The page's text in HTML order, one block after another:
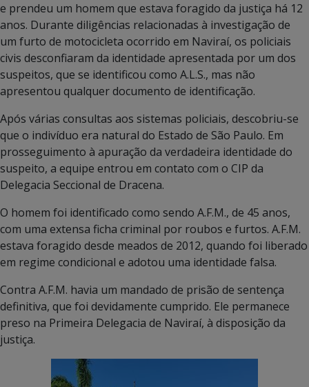
e prendeu um homem que estava foragido da justiça há 12
anos. Durante diligências relacionadas à investigação de
um furto de motocicleta ocorrido em Naviraí, os policiais
civis desconfiaram da identidade apresentada por um dos
suspeitos, que se identificou como A.L.S., mas não
apresentou qualquer documento de identificação.
Após várias consultas aos sistemas policiais, descobriu-se
que o indivíduo era natural do Estado de São Paulo. Em
prosseguimento à apuração da verdadeira identidade do
suspeito, a equipe entrou em contato com o CIP da
Delegacia Seccional de Dracena.
O homem foi identificado como sendo A.F.M., de 45 anos,
com uma extensa ficha criminal por roubos e furtos. A.F.M.
estava foragido desde meados de 2012, quando foi liberado
em regime condicional e adotou uma identidade falsa.
Contra A.F.M. havia um mandado de prisão de sentença
definitiva, que foi devidamente cumprido. Ele permanece
preso na Primeira Delegacia de Naviraí, à disposição da
justiça.